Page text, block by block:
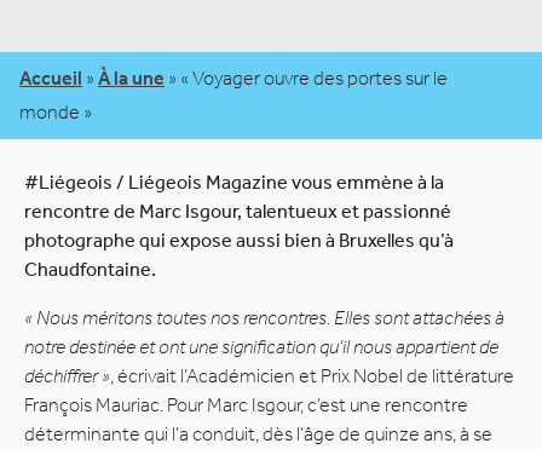
Accueil » À la une » « Voyager ouvre des portes sur le
monde »
#Liégeois / Liégeois Magazine vous emmène à la
rencontre de Marc Isgour, talentueux et passionné
photographe qui expose aussi bien à Bruxelles qu’à
Chaudfontaine.
« Nous méritons toutes nos rencontres. Elles sont attachées à
notre destinée et ont une signification qu’il nous appartient de
déchiffrer » , écrivait l’Académicien et Prix Nobel de littérature
François Mauriac. Pour Marc Isgour, c’est une rencontre
déterminante qui l’a conduit, dès l’âge de quinze ans, à se